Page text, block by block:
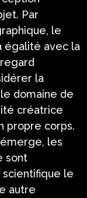
Par
le
égalité avec la
la
domaine de
créatrice
propre corps.
les
sont
le
autre